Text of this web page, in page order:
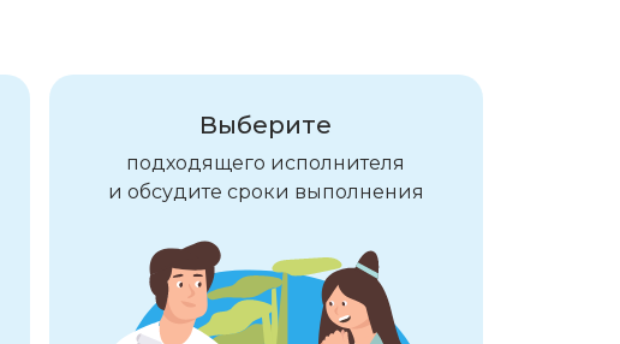
Выберите
подходящего исполнителя
и обсудите сроки выполнения